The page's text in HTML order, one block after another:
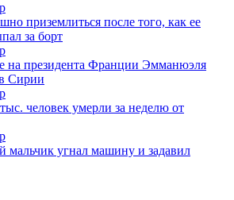
приземлиться после того, как ее
за борт
президента Франции Эмманюэля
Сирии
человек умерли за неделю от
мальчик угнал машину и задавил